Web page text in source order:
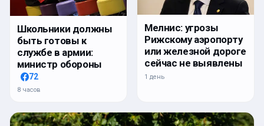
Школьники должны
быть готовы к
службе в армии:
министр обороны
72
8 часов
Мелнис: угрозы
Рижскому аэропорту
или железной дороге
сейчас не выявлены
1 день